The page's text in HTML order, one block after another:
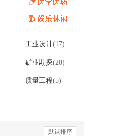
工业设计(17)
矿业勘探(28)
质量工程(5)
默认排序